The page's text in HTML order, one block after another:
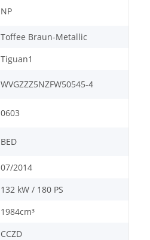
NP
Toffee Braun-Metallic
Tiguan1
WVGZZZ5NZFW50545-4
0603
BED
07/2014
132 kW / 180 PS
1984cm³
CCZD